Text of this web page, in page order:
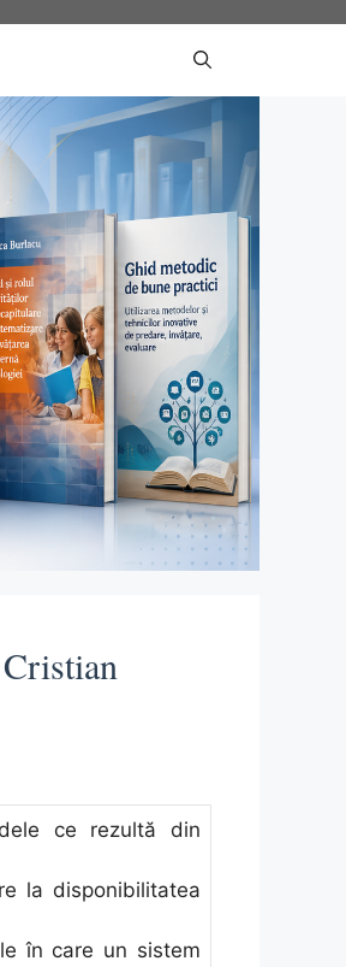
ce rezultă din
la disponibilitatea
în care un sistem